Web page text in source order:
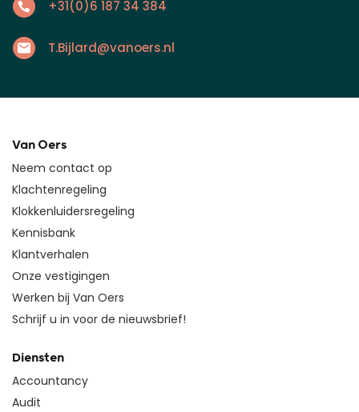
+31(0)6 187 34 384
T.Bijlard@vanoers.nl
Van Oers
Neem contact op
Klachtenregeling
Klokkenluidersregeling
Kennisbank
Klantverhalen
Onze vestigingen
Werken bij Van Oers
Schrijf u in voor de nieuwsbrief!
Diensten
Accountancy
Audit